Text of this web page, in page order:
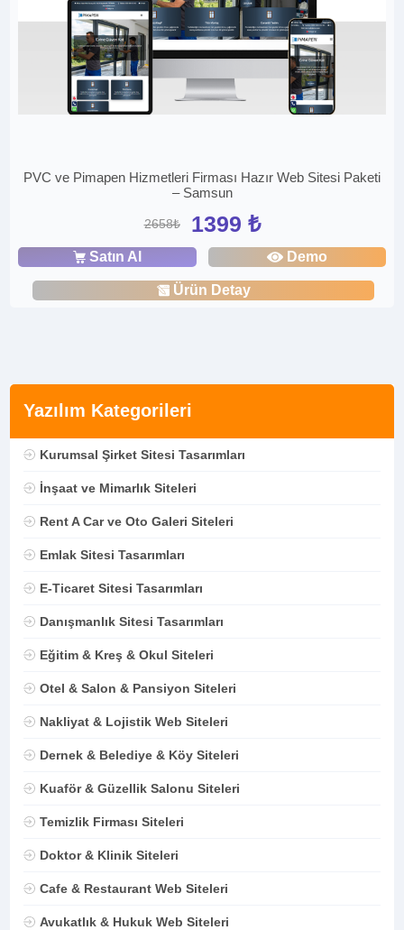
Yazılım Kategorileri
Kurumsal Şirket Sitesi Tasarımları
İnşaat ve Mimarlık Siteleri
Rent A Car ve Oto Galeri Siteleri
Emlak Sitesi Tasarımları
E-Ticaret Sitesi Tasarımları
Danışmanlık Sitesi Tasarımları
Eğitim & Kreş & Okul Siteleri
Otel & Salon & Pansiyon Siteleri
Nakliyat & Lojistik Web Siteleri
Dernek & Belediye & Köy Siteleri
Kuaför & Güzellik Salonu Siteleri
Temizlik Firması Siteleri
Doktor & Klinik Siteleri
Cafe & Restaurant Web Siteleri
Avukatlık & Hukuk Web Siteleri
PVC ve Pimapen Hizmetleri Firması Hazır Web Sitesi Paketi
– Samsun
2658₺ 1399 ₺
Satın Al Demo
Ürün Detay